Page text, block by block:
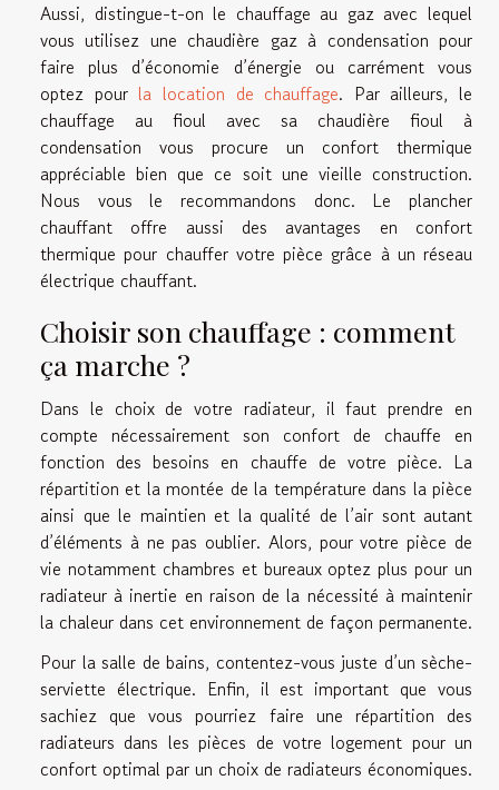
Aussi, distingue-t-on le chauffage au gaz avec lequel
vous utilisez une chaudière gaz à condensation pour
faire plus d’économie d’énergie ou carrément vous
optez pour la location de chauffage. Par ailleurs, le
chauffage au fioul avec sa chaudière fioul à
condensation vous procure un confort thermique
appréciable bien que ce soit une vieille construction.
Nous vous le recommandons donc. Le plancher
chauffant offre aussi des avantages en confort
thermique pour chauffer votre pièce grâce à un réseau
électrique chauffant.
Choisir son chauffage : comment
ça marche ?
Dans le choix de votre radiateur, il faut prendre en
compte nécessairement son confort de chauffe en
fonction des besoins en chauffe de votre pièce. La
répartition et la montée de la température dans la pièce
ainsi que le maintien et la qualité de l’air sont autant
d’éléments à ne pas oublier. Alors, pour votre pièce de
vie notamment chambres et bureaux optez plus pour un
radiateur à inertie en raison de la nécessité à maintenir
la chaleur dans cet environnement de façon permanente.
Pour la salle de bains, contentez-vous juste d’un sèche-
serviette électrique. Enfin, il est important que vous
sachiez que vous pourriez faire une répartition des
radiateurs dans les pièces de votre logement pour un
confort optimal par un choix de radiateurs économiques.